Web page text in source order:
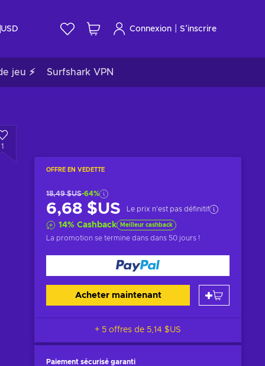
USD Connexion S’inscrire
jeu ⚡ Surfshark VPN
1
OFFRE EN VEDETTE
18,49 $US-64%
6,68 $US Le prix n'est pas définitif
14% Cashback Meilleur cashback
La promotion se termine dans dans 50 jours !
Acheter maintenant
+ 5 offres de 5,14 $US
Paiement sécurisé garanti